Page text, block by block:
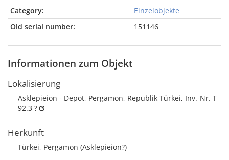
Category:
Einzelobjekte
Old serial number:
151146
Informationen zum Objekt
Lokalisierung
Asklepieion - Depot, Pergamon, Republik Türkei, Inv.-Nr. T
92.3 ?
Herkunft
Türkei, Pergamon (Asklepieion?)